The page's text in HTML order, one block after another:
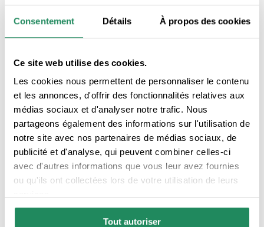
Consentement Détails À propos des cookies
Ce site web utilise des cookies.
Les cookies nous permettent de personnaliser le contenu
et les annonces, d'offrir des fonctionnalités relatives aux
médias sociaux et d'analyser notre trafic. Nous
partageons également des informations sur l'utilisation de
notre site avec nos partenaires de médias sociaux, de
publicité et d'analyse, qui peuvent combiner celles-ci
avec d'autres informations que vous leur avez fournies
ou qu'ils ont collectées lors de votre utilisation de leurs
Tout autoriser
Hotel GHT Aquarium &
Spa****S
Hôtels